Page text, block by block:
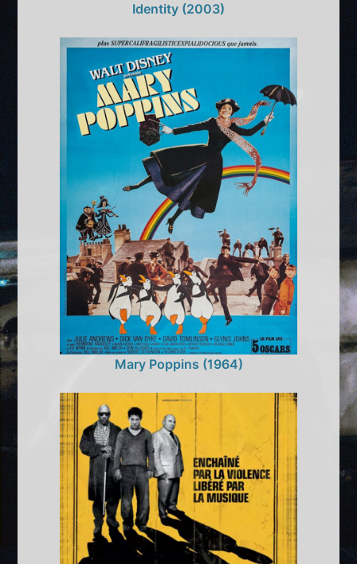
Identity (2003)
Mary Poppins (1964)